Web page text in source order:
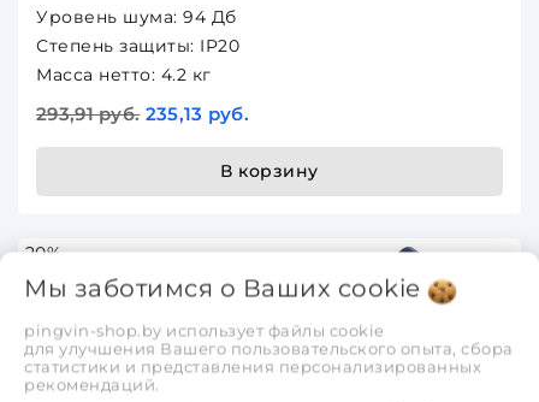
Уровень шума: 94 Дб
Степень защиты: IP20
Масса нетто: 4.2 кг
293,91 руб. 235,13 руб.
В корзину
-20%
-20%
Триммер электрический SKIPER TE-8000-1
Мы заботимся о Ваших cookie
pingvin-shop.by использует файлы cookie
для улучшения Вашего пользовательского опыта, сбора
статистики и представления персонализированных
рекомендаций.